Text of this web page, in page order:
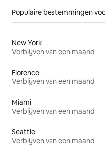
Populaire bestemmingen
New York
Verblijven van een maand
Florence
Verblijven van een maand
Miami
Verblijven van een maand
Seattle
Verblijven van een maand